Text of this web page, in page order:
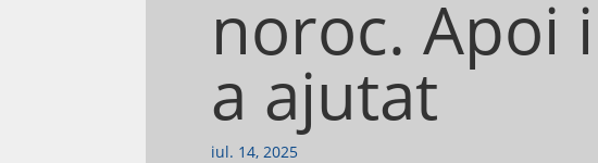
noroc. Apoi
a ajutat
iul. 14, 2025